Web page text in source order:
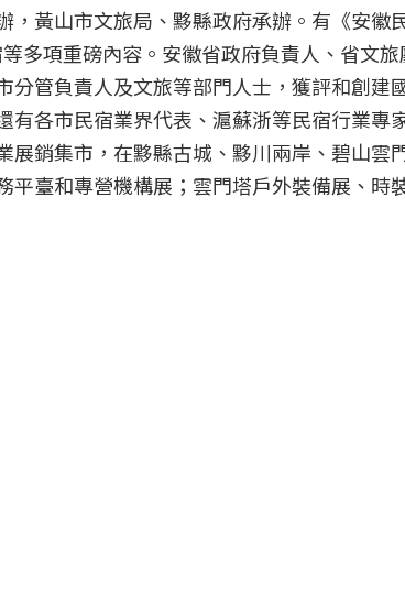
黃山市文旅局、黟縣政府承辦。有《安徽
多項重磅內容。安徽省政府負責人、省文
管負責人及文旅等部門人士，獲評和創建
各市民宿業界代表、滬蘇浙等民宿行業專
展銷集市，在黟縣古城、黟川兩岸、碧山雲
臺和專營機構展；雲門塔戶外裝備展、時